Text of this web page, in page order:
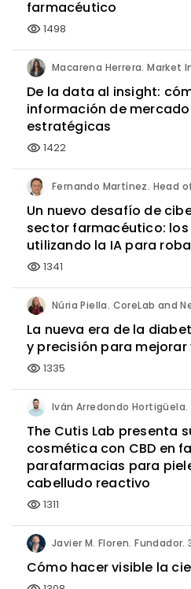
farmacéutico
visibility 1498
De la data al insight:
información de
estratégicas
visibility 1422
Un nuevo desafío de
sector farmacéutico:
utilizando la IA para
visibility 1341
La nueva era de la
y precisión para mejorar
visibility 1335
Iván Arredondo Hortigüela.
The Cutis Lab presenta
cosmética con CBD en
parafarmacias para
cabelludo reactivo
visibility 1311
Javier M. Floren. Fundador.
Cómo hacer visible la